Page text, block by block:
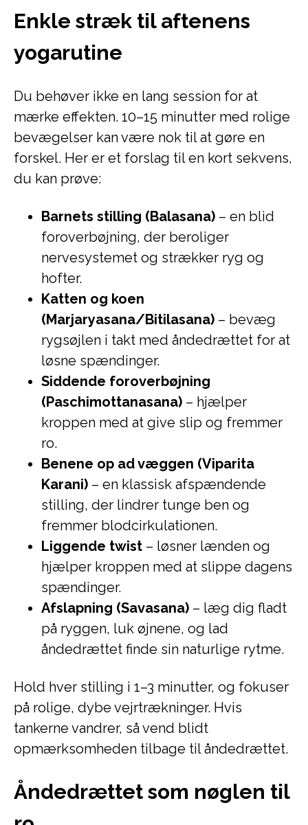
Enkle stræk til aftenens
yogarutine
Du behøver ikke en lang session for at
mærke effekten. 10–15 minutter med rolige
bevægelser kan være nok til at gøre en
forskel. Her er et forslag til en kort sekvens,
du kan prøve:
Barnets stilling (Balasana) – en blid
foroverbøjning, der beroliger
nervesystemet og strækker ryg og
hofter.
Katten og koen
(Marjaryasana/Bitilasana) – bevæg
rygsøjlen i takt med åndedrættet for at
løsne spændinger.
Siddende foroverbøjning
(Paschimottanasana) – hjælper
kroppen med at give slip og fremmer
ro.
Benene op ad væggen (Viparita
Karani) – en klassisk afspændende
stilling, der lindrer tunge ben og
fremmer blodcirkulationen.
Liggende twist – løsner lænden og
hjælper kroppen med at slippe dagens
spændinger.
Afslapning (Savasana) – læg dig fladt
på ryggen, luk øjnene, og lad
åndedrættet finde sin naturlige rytme.
Hold hver stilling i 1–3 minutter, og fokuser
på rolige, dybe vejrtrækninger. Hvis
tankerne vandrer, så vend blidt
opmærksomheden tilbage til åndedrættet.
Åndedrættet som nøglen til